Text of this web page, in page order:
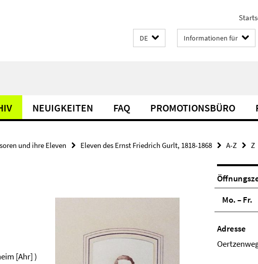
DE Informationen für
NEUIGKEITEN FAQ PROMOTIONSBÜRO
und ihre Eleven Eleven des Ernst Friedrich Gurlt, 1818-1868 A-Z Z
[Ahr] )
Mo. – Fr.
Adresse